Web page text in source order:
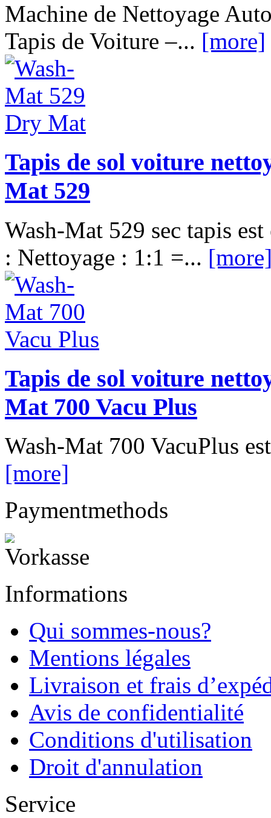
Machine de Nettoyage
Tapis de Voiture –... [more]
Tapis de sol voiture
Mat 529
Wash-Mat 529 sec tapis
: Nettoyage : 1:1 =...
Tapis de sol voiture
Mat 700 Vacu Plus
Wash-Mat 700 VacuPlus
[more]
Paymentmethods
Informations
Qui sommes-nous?
Mentions légales
Livraison et frais
Avis de confidentialité
Conditions d'utilisation
Droit d'annulation
Service